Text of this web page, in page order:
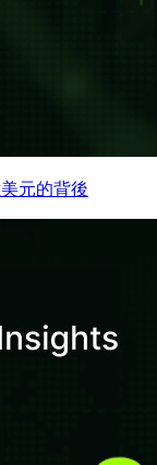
元的背後